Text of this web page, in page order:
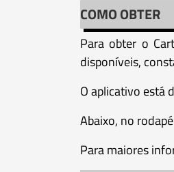
COMO OBTER
Para obter o
disponíveis,
O aplicativo está
Abaixo, no
Para maiores